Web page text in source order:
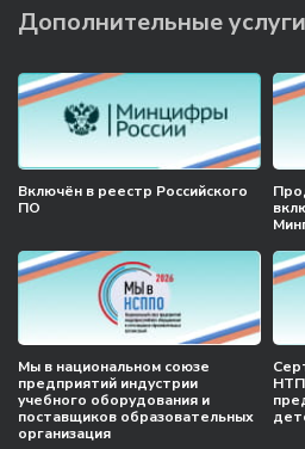
Дополнительные услуги
Включён в реестр Российского
ПО
Мы в национальном союзе
предприятий индустрии
учебного оборудования и
поставщиков образовательных
организация
НТП